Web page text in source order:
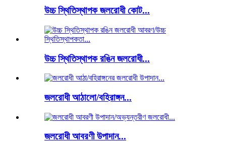
উচ্চ স্থিতিস্থাপক জলরোধী কোট...
উচ্চ স্থিতিস্থাপক রঙিন জলরোধী...
জলরোধী আঠালো/বহিরাঙ্গন...
জলরোধী আবরণী উপাদান...